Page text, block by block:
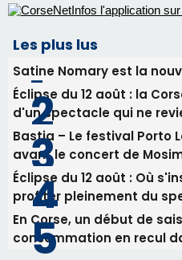
profiter pleinement du
consommation en recul
Newsletter
Inscrivez-vous à la
email les infos les plus
nos meilleurs articles